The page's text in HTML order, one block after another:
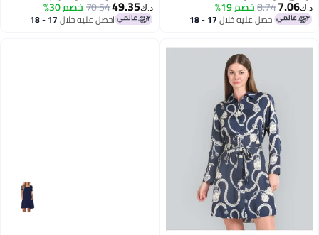
د.ك‏7.06
8.74خصم 19%
احصل عليه خلال 17 - 18
د.ك‏49.35
70.54خصم 30%
احصل عليه خلال 17 - 18